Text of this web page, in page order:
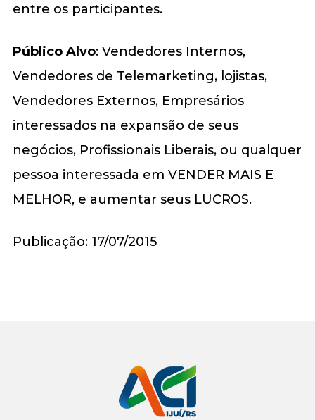
entre os participantes.
Público Alvo: Vendedores Internos,
Vendedores de Telemarketing, lojistas,
Vendedores Externos, Empresários
interessados na expansão de seus
negócios, Profissionais Liberais, ou qualquer
pessoa interessada em VENDER MAIS E
MELHOR, e aumentar seus LUCROS.
Publicação: 17/07/2015